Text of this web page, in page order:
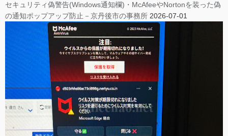
セキュリティ偽警告(Windows通知欄)・McAfeeやNortonを装った偽
の通知ポップアップ防止－京丹後市の事務所 2026-07-01